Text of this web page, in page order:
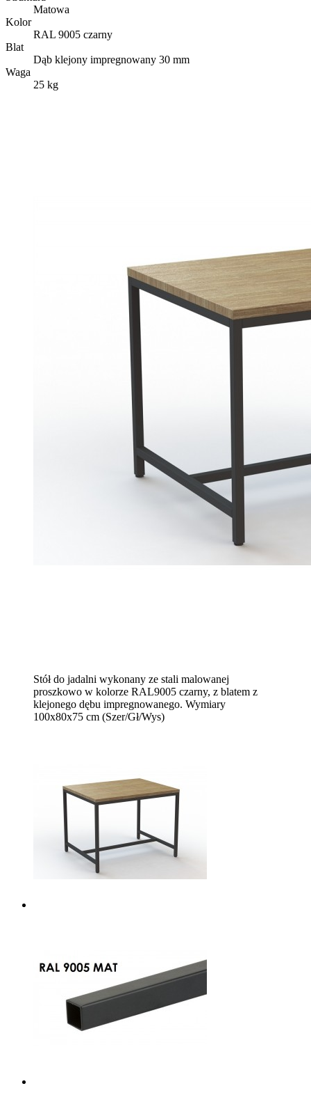
Matowa
Kolor
RAL 9005 czarny
Blat
Dąb klejony impregnowany 30 mm
Waga
25 kg
Stół do jadalni wykonany ze stali malowanej
proszkowo w kolorze RAL9005 czarny, z blatem z
klejonego dębu impregnowanego. Wymiary
100x80x75 cm (Szer/Gł/Wys)